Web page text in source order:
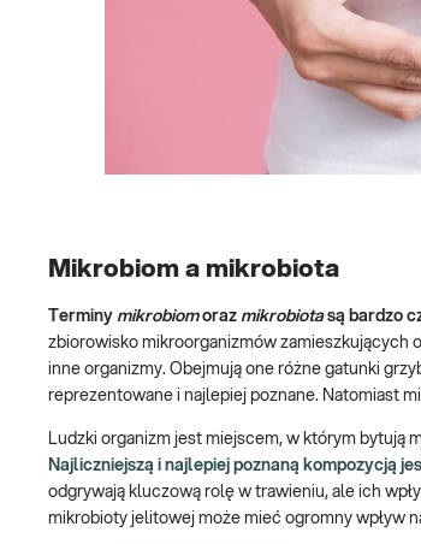
Mikrobiom a mikrobiota
Terminy mikrobiomoraz mikrobiotasą bardzo
zbiorowisko mikroorganizmów zamieszkujących
inne organizmy. Obejmują one różne gatunki
reprezentowane i najlepiej poznane. Natomiast
Ludzki organizm jest miejscem, w którym bytują
Najliczniejszą i najlepiej poznaną kompozycją
odgrywają kluczową rolę w trawieniu, ale ich
mikrobioty jelitowej może mieć ogromny wpływ